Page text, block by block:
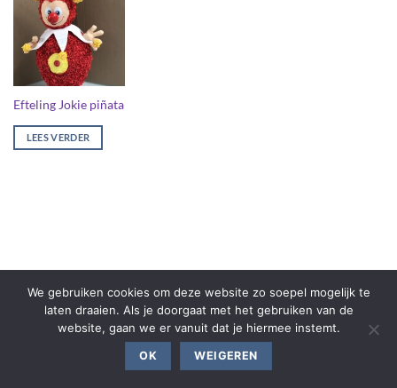
Efteling Jokie piñata
LEES VERDER
We gebruiken cookies om deze website zo soepel mogelijk te
laten draaien. Als je doorgaat met het gebruiken van de
website, gaan we er vanuit dat je hiermee instemt.
OK WEIGEREN